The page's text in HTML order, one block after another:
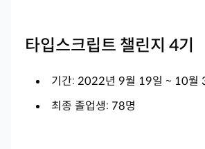
타입스크립트 챌린지 4기
기간: 2022년 9월 19일 ~ 10월
최종 졸업생: 78명